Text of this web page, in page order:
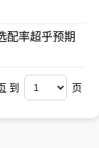
率超乎预期
到 页